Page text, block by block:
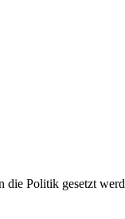
Politik gesetzt